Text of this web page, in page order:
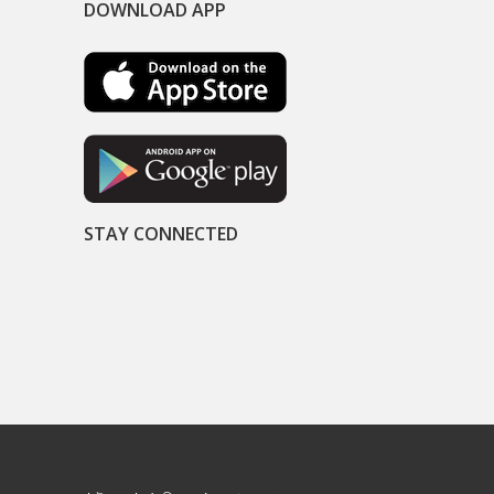
DOWNLOAD APP
STAY CONNECTED